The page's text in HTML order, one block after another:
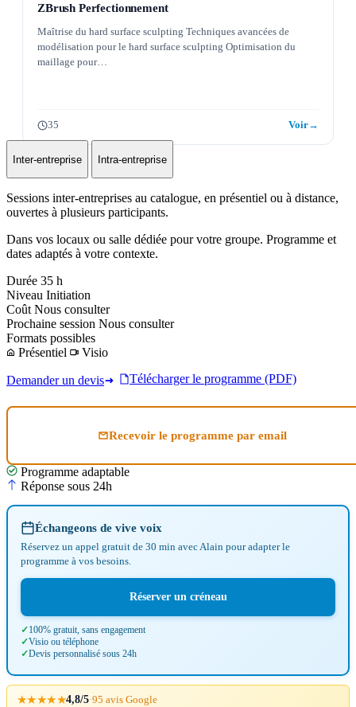
ZBrush Perfectionnement
Maîtrise du hard surface sculpting Techniques avancées de
modélisation pour le hard surface sculpting Optimisation du
maillage pour…
35 Voir→
Inter-entreprise Intra-entreprise
Sessions inter-entreprises au catalogue, en présentiel ou à distance,
ouvertes à plusieurs participants.
Dans vos locaux ou salle dédiée pour votre groupe. Programme et
dates adaptés à votre contexte.
Durée 35 h
Niveau Initiation
Coût Nous consulter
Prochaine session Nous consulter
Formats possibles
Présentiel
Visio
Demander un devis Télécharger le programme (PDF)
Recevoir le programme par email
Programme adaptable
Réponse sous 24h
Échangeons de vive voix
Réservez un appel gratuit de 30 min avec Alain pour adapter le
programme à vos besoins.
Réserver un créneau
100% gratuit, sans engagement
Visio ou téléphone
Devis personnalisé sous 24h
★★★★★4,8/5·95 avis Google